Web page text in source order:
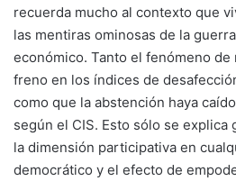
recuerda mucho al contexto que
las mentiras ominosas de la
económico. Tanto el fenómeno
freno en los índices de
como que la abstención haya
según el CIS. Esto sólo se explica
la dimensión participativa en
democrático y el efecto de